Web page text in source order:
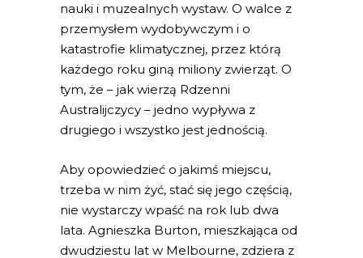
nauki i muzealnych wystaw. O walce z
przemysłem wydobywczym i o
katastrofie klimatycznej, przez którą
każdego roku giną miliony zwierząt. O
tym, że – jak wierzą Rdzenni
Australijczycy – jedno wypływa z
drugiego i wszystko jest jednością.
Aby opowiedzieć o jakimś miejscu,
trzeba w nim żyć, stać się jego częścią,
nie wystarczy wpaść na rok lub dwa
lata. Agnieszka Burton, mieszkająca od
dwudziestu lat w Melbourne, zdziera z